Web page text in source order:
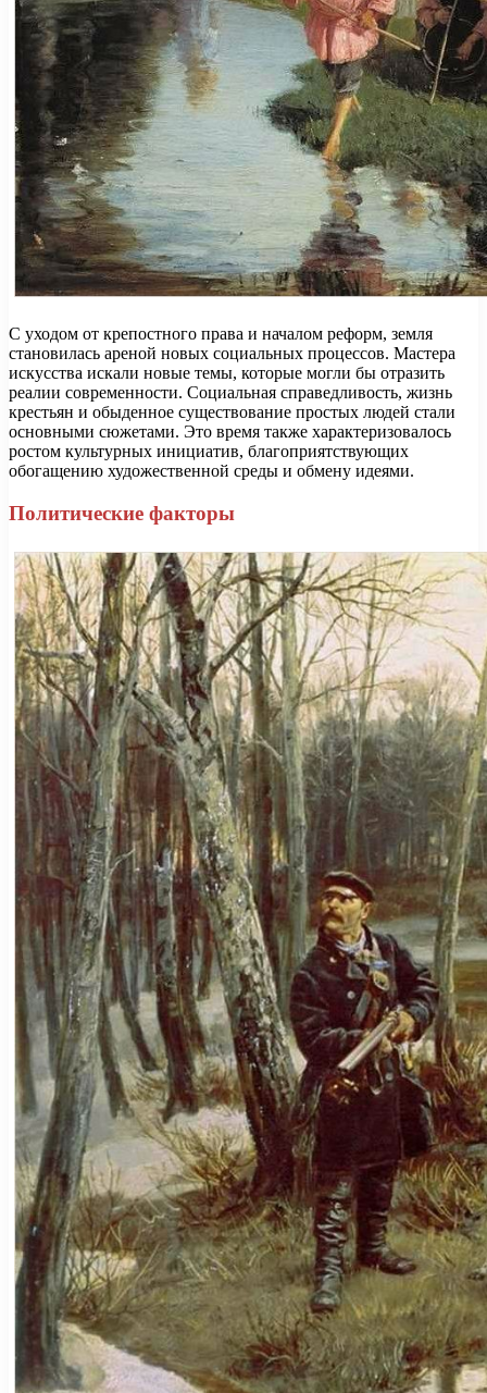
С уходом от крепостного права и началом реформ, земля
становилась ареной новых социальных процессов. Мастера
искусства искали новые темы, которые могли бы отразить
реалии современности. Социальная справедливость, жизнь
крестьян и обыденное существование простых людей стали
основными сюжетами. Это время также характеризовалось
ростом культурных инициатив, благоприятствующих
обогащению художественной среды и обмену идеями.
Политические факторы